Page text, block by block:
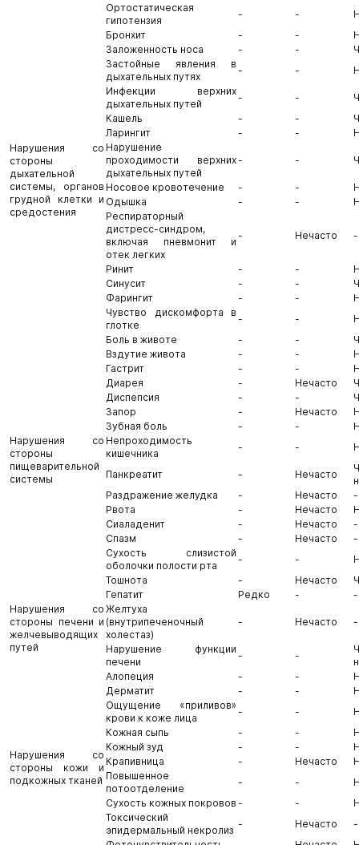
Ортостатическая
гипотензия
- -
Нарушения со
стороны
дыхательной
системы, органов
грудной клетки и
средостения
Бронхит - -
Заложенность носа
- -
Застойные явления в
дыхательных путях
- -
Инфекции верхних
дыхательных путей
- -
Кашель
- -
Ларингит
- -
Нарушение
проходимости верхних
дыхательных путей
- -
Носовое кровотечение - -
Одышка
- -
Респираторный
дистресс-синдром,
включая пневмонит и
отек легких
- Нечасто -
Ринит - -
Синусит
- -
Фарингит
- -
Чувство дискомфорта в
глотке
- -
Нарушения со
стороны
пищеварительной
системы
Боль в животе - -
Вздутие живота
- -
Гастрит
- -
Диарея
- Нечасто
Диспепсия
- -
Запор
- Нечасто
Зубная боль
- -
Непроходимость
кишечника
- -
Панкреатит - Нечасто
Раздражение желудка
- Нечасто
-
Рвота
- Нечасто
Сиаладенит
- Нечасто
-
Спазм
- Нечасто
-
Сухость слизистой
оболочки полости рта
- -
Тошнота
- Нечасто
Нарушения со
стороны печени и
желчевыводящих
путей
Гепатит Редко -
-
Желтуха
(внутрипеченочный
холестаз)
- Нечасто -
Нарушение функции
печени
- -
Нарушения со
стороны кожи и
подкожных тканей
Алопеция - -
Дерматит
- -
Ощущение «приливов»
крови к коже лица
- -
Кожная сыпь
- -
Кожный зуд
- -
Крапивница
- Нечасто
Повышенное
потоотделение
- -
Сухость кожных покровов - -
Токсический
эпидермальный некролиз
- Нечасто
-